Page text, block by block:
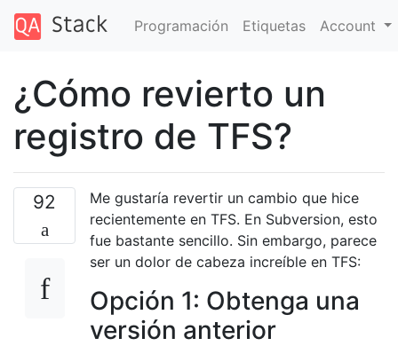
Programación Etiquetas Account
¿Cómo revierto un
registro de TFS?
92
Me gustaría revertir un cambio que hice
recientemente en TFS. En Subversion, esto
fue bastante sencillo. Sin embargo, parece
ser un dolor de cabeza increíble en TFS:
Opción 1: Obtenga una
versión anterior